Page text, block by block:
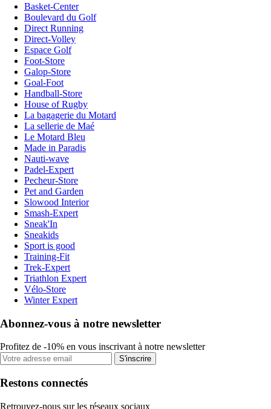
Basket-Center
Boulevard du Golf
Direct Running
Direct-Volley
Espace Golf
Foot-Store
Galop-Store
Goal-Foot
Handball-Store
House of Rugby
La bagagerie du Motard
La sellerie de Maé
Le Motard Bleu
Made in Paradis
Nauti-wave
Padel-Expert
Pecheur-Store
Pet and Garden
Slowood Interior
Smash-Expert
Sneak'In
Sneakids
Sport is good
Training-Fit
Trek-Expert
Triathlon Expert
Vélo-Store
Winter Expert
Abonnez-vous à notre newsletter
Profitez de -10% en vous inscrivant à notre newsletter
S'inscrire
Restons connectés
Retrouvez-nous sur les réseaux sociaux